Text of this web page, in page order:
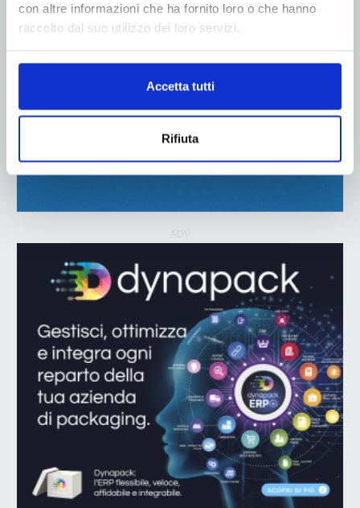
con altre informazioni che ha fornito loro o che hanno
raccolto dal suo utilizzo dei loro servizi.
Accetta tutti
Rifiuta
ADV